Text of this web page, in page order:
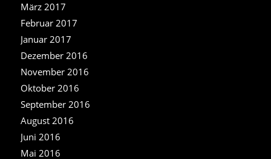
März 2017
Februar 2017
Januar 2017
Dezember 2016
November 2016
Oktober 2016
September 2016
August 2016
Juni 2016
Mai 2016